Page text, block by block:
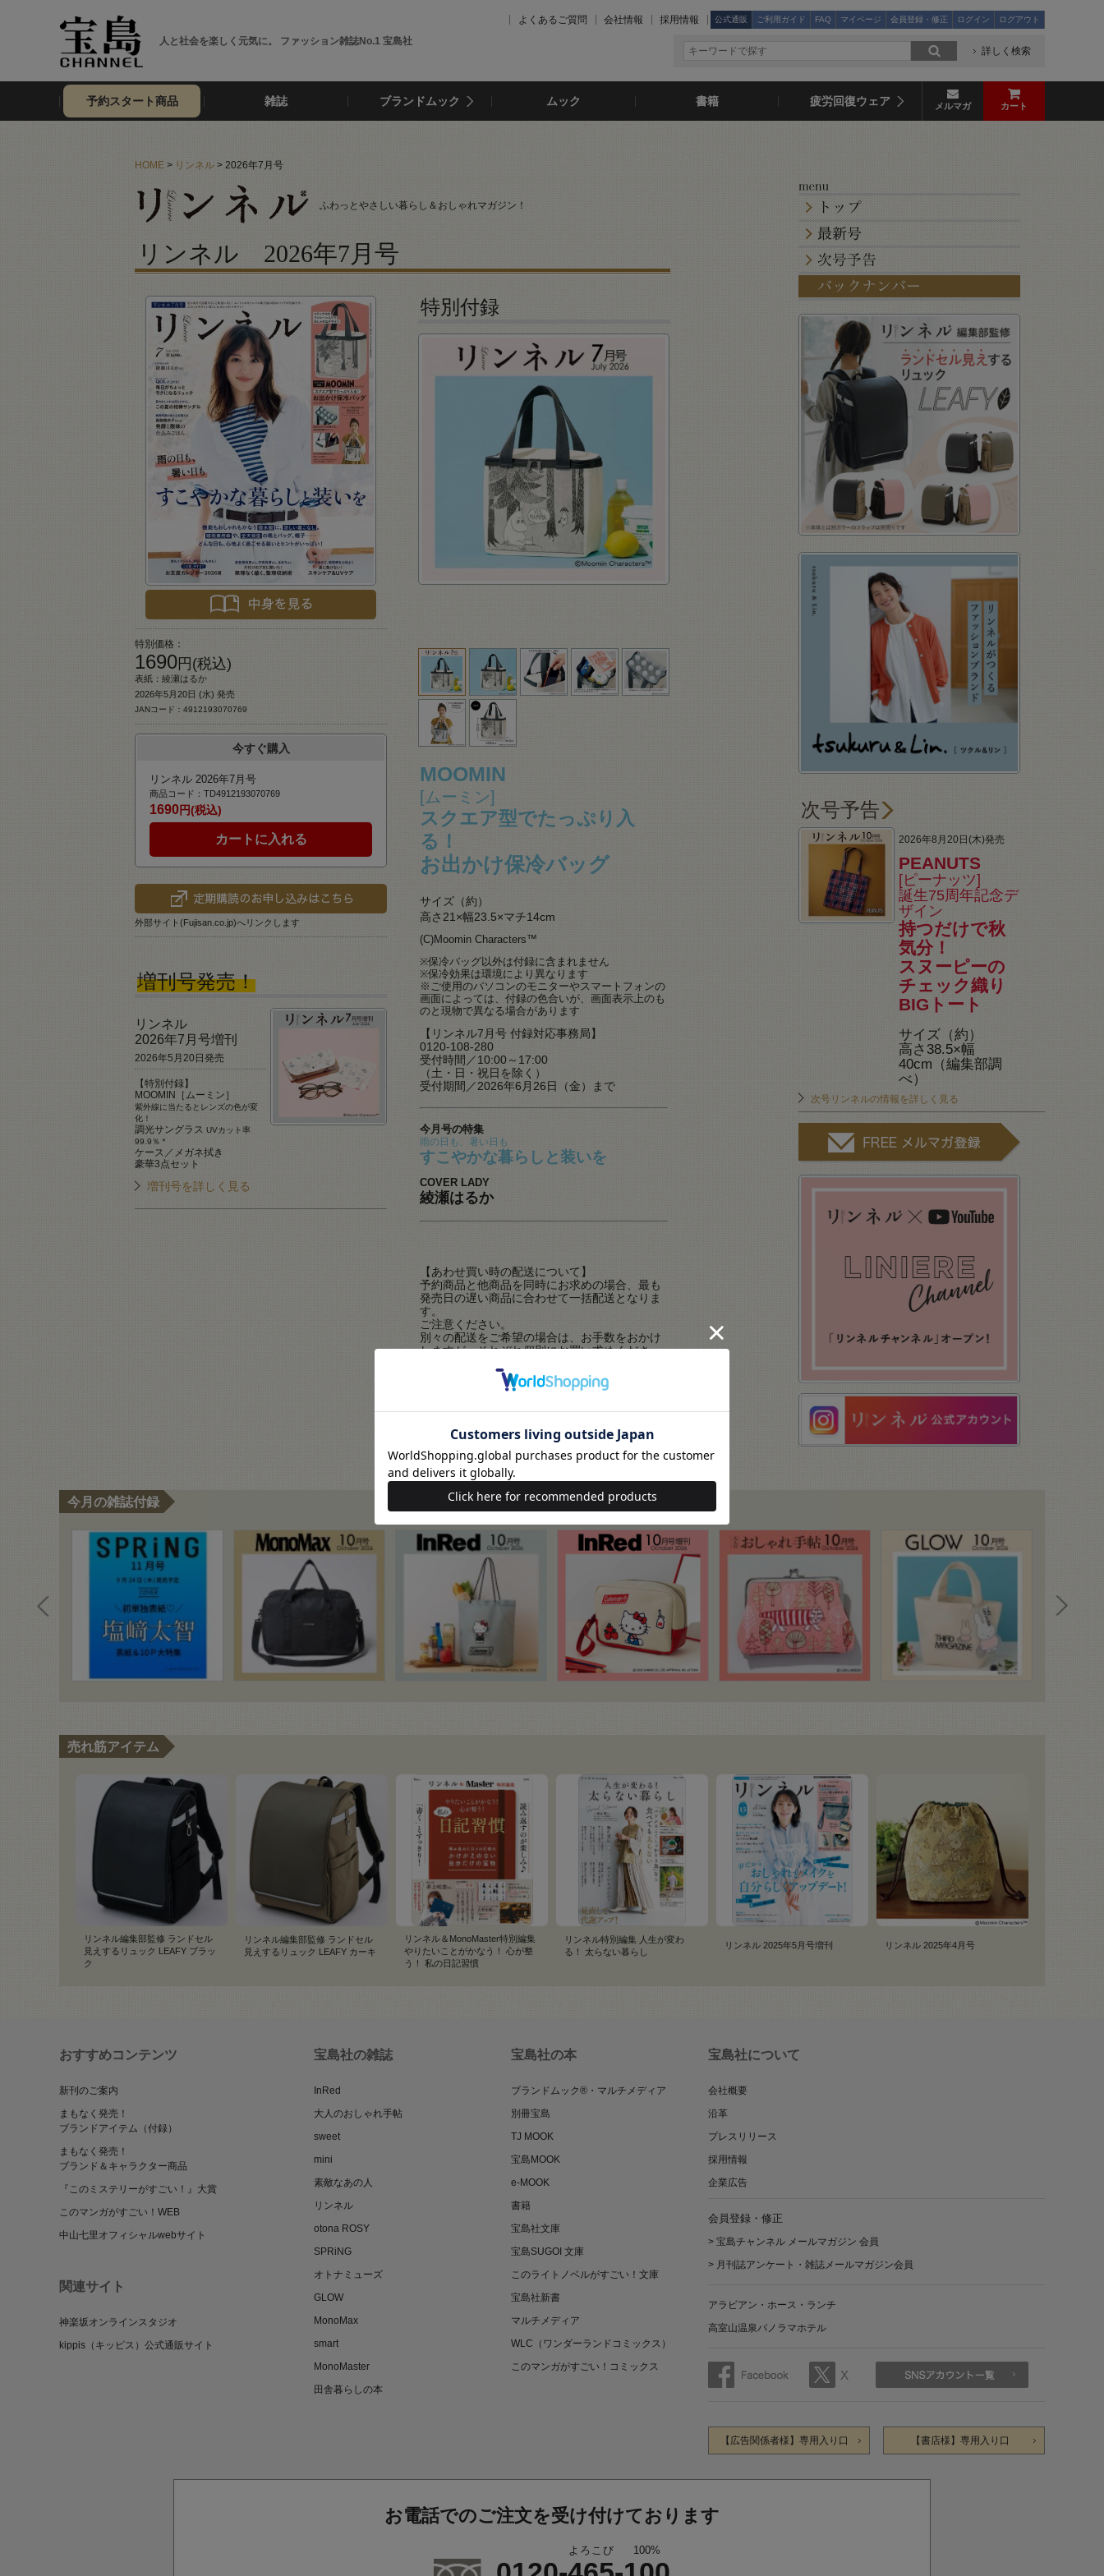
人と社会を楽しく元気に。 ファッション雑誌No.1 宝島社
よくあるご質問 会社情報 採用情報 公式通販 ご利用ガイド FAQ マイページ 会員登録・修正 ログイン ログアウト
詳しく検索
予約スタート商品 雑誌 ブランドムック ムック 書籍 疲労回復ウェア メルマガ カート
HOME > リンネル > 2026年7月号
ふわっとやさしい暮らし＆おしゃれマガジン！
リンネル 2026年7月号
特別価格：
1690円(税込)
表紙：綾瀬はるか
2026年5月20日 (水) 発売
JANコード：4912193070769
今すぐ購入
リンネル 2026年7月号
商品コード：TD4912193070769
1690円(税込)
カートに入れる
外部サイト(Fujisan.co.jp)へリンクします
増刊号発売！
リンネル
2026年7月号増刊
2026年5月20日発売
【特別付録】
MOOMIN［ムーミン］
紫外線に当たるとレンズの色が変
化！
調光サングラス UVカット率
99.9％ ＊
ケース／メガネ拭き
豪華3点セット
増刊号を詳しく見る
特別付録
MOOMIN
[ムーミン]
スクエア型でたっぷり入
る！
お出かけ保冷バッグ
サイズ（約）
高さ21×幅23.5×マチ14cm
(C)Moomin Characters™
※保冷バッグ以外は付録に含まれません
※保冷効果は環境により異なります
※ご使用のパソコンのモニターやスマートフォンの
画面によっては、付録の色合いが、画面表示上のも
のと現物で異なる場合があります
【リンネル7月号 付録対応事務局】
0120-108-280
受付時間／10:00～17:00
（土・日・祝日を除く）
受付期間／2026年6月26日（金）まで
今月号の特集
雨の日も、暑い日も
すこやかな暮らしと装いを
COVER LADY
綾瀬はるか
【あわせ買い時の配送について】
予約商品と他商品を同時にお求めの場合、最も
発売日の遅い商品に合わせて一括配送となりま
す。
ご注意ください。
別々の配送をご希望の場合は、お手数をおかけ
しますが、それぞれ個別にお買い求めくださ
次号予告
2026年8月20日(木)発売
PEANUTS
[ピーナッツ]
誕生75周年記念デ
ザイン
持つだけで秋
気分！
スヌーピーの
チェック織り
BIGトート
サイズ（約）
高さ38.5×幅
40cm（編集部調
べ）
次号リンネルの情報を詳しく見る
今月の雑誌付録
売れ筋アイテム
リンネル編集部監修 ランドセル
見えするリュック LEAFY ブラッ
ク
リンネル編集部監修 ランドセル
見えするリュック LEAFY カーキ
リンネル＆MonoMaster特別編集
やりたいことがかなう！ 心が整
う！ 私の日記習慣
リンネル特別編集 人生が変わ
る！ 太らない暮らし
リンネル 2025年5月号増刊 リンネル 2025年4月号
おすすめコンテンツ
新刊のご案内
まもなく発売！
ブランドアイテム（付録）
まもなく発売！
ブランド＆キャラクター商品
『このミステリーがすごい！』大賞
このマンガがすごい！WEB
中山七里オフィシャルwebサイト
関連サイト
神楽坂オンラインスタジオ
kippis（キッピス）公式通販サイト
宝島社の雑誌
InRed
大人のおしゃれ手帖
sweet
mini
素敵なあの人
リンネル
otona ROSY
SPRiNG
オトナミューズ
GLOW
MonoMax
smart
MonoMaster
田舎暮らしの本
宝島社の本
ブランドムック®・マルチメディア
別冊宝島
TJ MOOK
宝島MOOK
e-MOOK
書籍
宝島社文庫
宝島SUGOI 文庫
このライトノベルがすごい！文庫
宝島社新書
マルチメディア
WLC（ワンダーランドコミックス）
このマンガがすごい！コミックス
宝島社について
会社概要
沿革
プレスリリース
採用情報
企業広告
会員登録・修正
> 宝島チャンネル メールマガジン 会員
> 月刊誌アンケート・雑誌メールマガジン会員
アラビアン・ホース・ランチ
高室山温泉パノラマホテル
【広告関係者様】専用入り口 【書店様】専用入り口
お電話でのご注文を受け付けております
よろこび 100%